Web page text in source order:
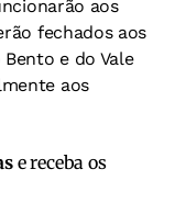
aos
fechados aos
e do Vale
aos
e receba os